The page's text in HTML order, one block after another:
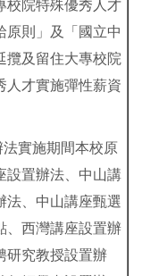
校院特殊優秀人才
原則」及「國立中
攬及留住大專校院
人才實施彈性薪資
法實施期間本校原
設置辦法、中山講
法、中山講座甄選
、西灣講座設置辦
研究教授設置辦